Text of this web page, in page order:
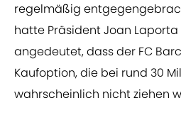
regelmäßig
hatte Präsident Joan
angedeutet, dass der FC
Kaufoption, die bei rund 30
wahrscheinlich nicht ziehen